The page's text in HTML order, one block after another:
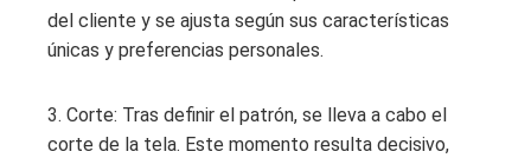
del cliente y se ajusta según sus características
únicas y preferencias personales.
3. Corte: Tras definir el patrón, se lleva a cabo el
corte de la tela. Este momento resulta decisivo,